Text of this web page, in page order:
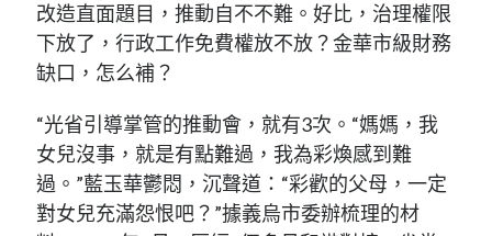
改造直面題目，推動自不不難。好比，治理權限
下放了，行政工作免費權放不放？金華市級財務
缺口，怎么補？
“光省引導掌管的推動會，就有3次。“媽媽，我
女兒沒事，就是有點難過，我為彩煥感到難
過。”藍玉華鬱悶，沉聲道：“彩歡的父母，一定
對女兒充滿怨恨吧？”據義烏市委辦梳理的材